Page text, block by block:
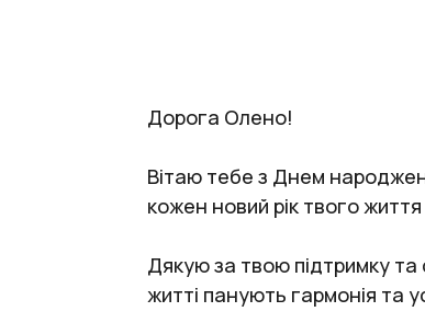
Дорога Олено!
Вітаю тебе з Днем
кожен новий рік твого
Дякую за твою підтримку та
житті панують гармонія та